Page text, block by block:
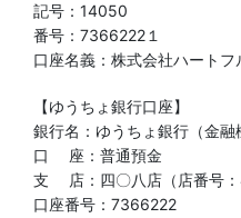
記号：14050
番号：7366222１
口座名義：株式会社ハートフ
【ゆうちょ銀行口座】
銀行名：ゆうちょ銀行（金融
口 座：普通預金
支 店：四〇八店（店番号：
口座番号：7366222